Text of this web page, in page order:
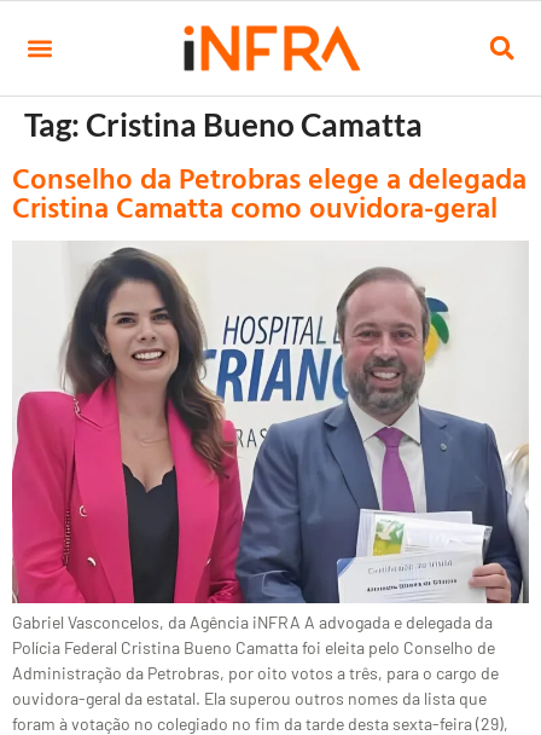
Tag:Cristina Bueno Camatta
Conselho da Petrobras elege a delegada
Cristina Camatta como ouvidora-geral
Gabriel Vasconcelos, da Agência iNFRA A advogada e delegada da
Polícia Federal Cristina Bueno Camatta foi eleita pelo Conselho de
Administração da Petrobras, por oito votos a três, para o cargo de
ouvidora-geral da estatal. Ela superou outros nomes da lista que
foram à votação no colegiado no fim da tarde desta sexta-feira (29),